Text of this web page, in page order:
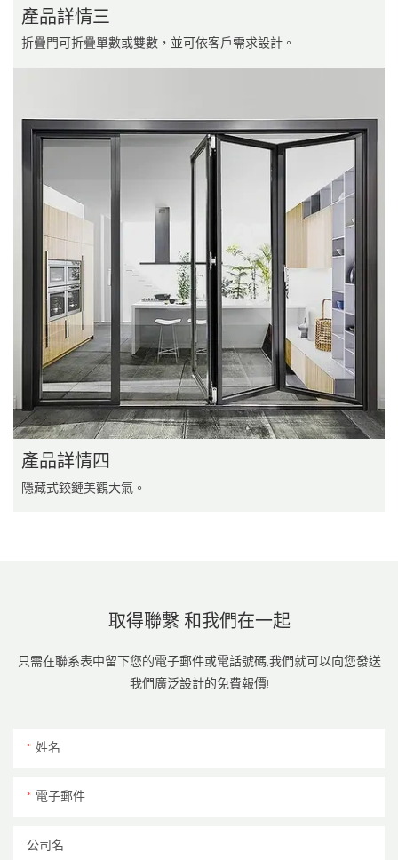
產品詳情三
折疊門可折疊單數或雙數，並可依客戶需求設計。
產品詳情四
隱藏式鉸鏈美觀大氣。
取得聯繫 和我們在一起
只需在聯系表中留下您的電子郵件或電話號碼,我們就可以向您發送
我們廣泛設計的免費報價!
姓名
電子郵件
公司名